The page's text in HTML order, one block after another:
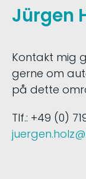
Jürgen
Kontakt mig
gerne om
på dette
Tlf.: +49 (0)